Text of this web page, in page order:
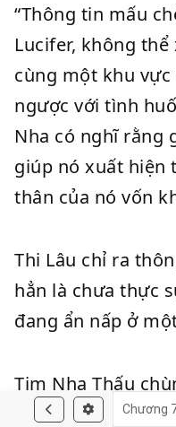
“Thông tin mấu
Lucifer, không
cùng một khu
ngược với tình
Nha có nghĩ rằng
giúp nó xuất hiện
thân của nó vốn
Thi Lâu chỉ ra
hẳn là chưa thực
đang ẩn nấp ở
Tim Nha Thấu